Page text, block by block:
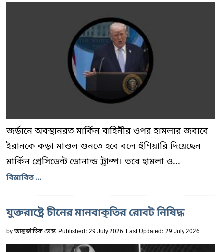
জর্ডানে অবস্থানরত মার্কিন বাহিনীর ওপর হামলার জবাবে
ইরানকে কড়া মাশুল গুনতে হবে বলে হুঁশিয়ারি দিয়েছেন
মার্কিন প্রেসিডেন্ট ডোনাল্ড ট্রাম্প। তবে হামলা ও...
বিস্তারিত ...
যুক্তরাষ্ট্রে চীনের মানবাকৃতির রোবট নিষিদ্ধ
byআন্তর্জাতিক ডেস্ক Published: 29 July 2026 Last Updated: 29 July 2026